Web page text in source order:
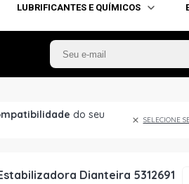
LUBRIFICANTES E QUÍMICOS
do seu
SELECIONE
Dianteira 5312691